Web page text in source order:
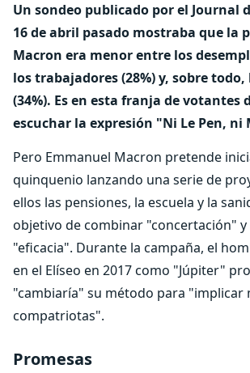
Un sondeo publicado por el Journal
16 de abril pasado mostraba que la
Macron era menor entre los
los trabajadores (28%) y, sobre todo,
(34%). Es en esta franja de votantes
escuchar la expresión "Ni Le Pen, ni
Pero Emmanuel Macron pretende
quinquenio lanzando una serie de
ellos las pensiones, la escuela y la
objetivo de combinar "concertación" y
"eficacia". Durante la campaña, el
en el Elíseo en 2017 como "Júpiter"
"cambiaría" su método para "implicar
compatriotas".
Promesas